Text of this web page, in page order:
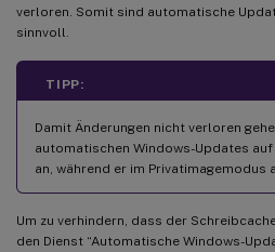
verloren. Somit sind automatische
sinnvoll.
TIPP:
Damit Änderungen nicht verloren
automatischen Windows-Updates
an, während er im Privatimagemodus
Um zu verhindern, dass der
den Dienst “Automatische Windows-